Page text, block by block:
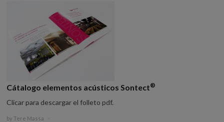
Cátalogo elementos acústicos Sontect®
Clicar para descargar el folleto pdf.
by Tere Massa